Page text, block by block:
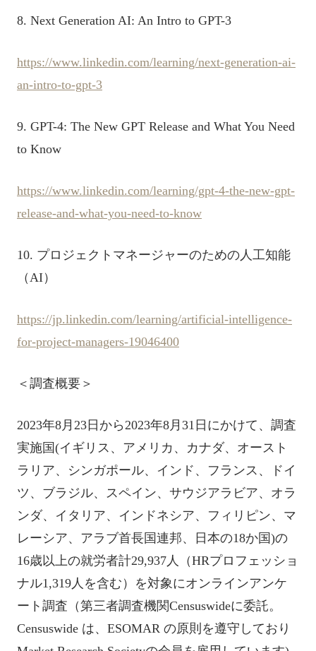
8. Next Generation AI: An Intro to GPT-3
https://www.linkedin.com/learning/next-generation-ai-
an-intro-to-gpt-3
9. GPT-4: The New GPT Release and What You Need
to Know
https://www.linkedin.com/learning/gpt-4-the-new-gpt-
release-and-what-you-need-to-know
10. プロジェクトマネージャーのための人工知能
（AI）
https://jp.linkedin.com/learning/artificial-intelligence-
for-project-managers-19046400
＜調査概要＞
2023年8月23日から2023年8月31日にかけて、調査
実施国(イギリス、アメリカ、カナダ、オースト
ラリア、シンガポール、インド、フランス、ドイ
ツ、ブラジル、スペイン、サウジアラビア、オラ
ンダ、イタリア、インドネシア、フィリピン、マ
レーシア、アラブ首長国連邦、日本の18か国)の
16歳以上の就労者計29,937人（HRプロフェッショ
ナル1,319人を含む）を対象にオンラインアンケ
ート調査（第三者調査機関Censuswideに委託。
Censuswide は、ESOMAR の原則を遵守しており